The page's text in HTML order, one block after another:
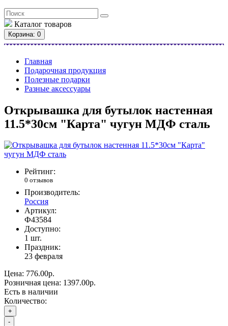
Каталог товаров
Корзина: 0
Главная
Подарочная продукция
Полезные подарки
Разные аксессуары
Открывашка для бутылок настенная
11.5*30см "Карта" чугун МДФ сталь
Рейтинг:
0 отзывов
Производитель:
Россия
Артикул:
Ф43584
Доступно:
1 шт.
Праздник:
23 февраля
Цена: 776.00р.
Розничная цена: 1397.00р.
Есть в наличии
Количество:
+
-